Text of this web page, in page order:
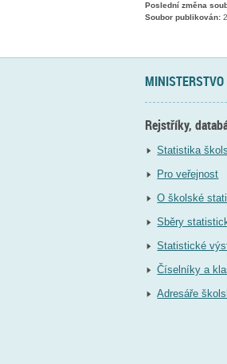
Poslední změna
Soubor publikován:
Rejstříky,
Statistika
Pro veřejnost
O školské
Sběry
Statistické
Číselníky a
Adresáře